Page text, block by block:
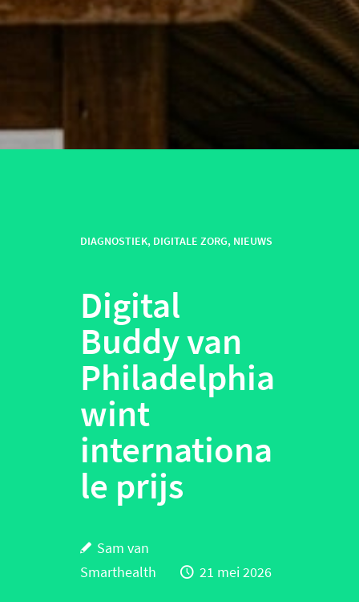
DIAGNOSTIEK, DIGITALE ZORG, NIEUWS
Digital
Buddy van
Philadelphia
wint
internationa
le prijs
Sam van
Smarthealth
21 mei 2026